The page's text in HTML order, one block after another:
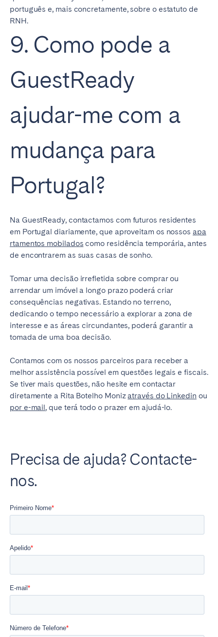
português e, mais concretamente, sobre o estatuto de
RNH.
9. Como pode a
GuestReady
ajudar-me com a
mudança para
Portugal?
Na GuestReady, contactamos com futuros residentes
em Portugal diariamente, que aproveitam os nossosapa
rtamentos mobilados como residência temporária, antes
de encontrarem as suas casas de sonho.
Tomar uma decisão irrefletida sobre comprar ou
arrendar um imóvel a longo prazo poderá criar
consequências negativas. Estando no terreno,
dedicando o tempo necessário a explorar a zona de
interesse e as áreas circundantes, poderá garantir a
tomada de uma boa decisão.
Contamos com os nossos parceiros para receber a
melhor assistência possível em questões legais e fiscais.
Se tiver mais questões, não hesite em contactar
diretamente a Rita Botelho Monizatravés do Linkedin ou
por e-mail, que terá todo o prazer em ajudá-lo.
Precisa de ajuda? Contacte-
nos.